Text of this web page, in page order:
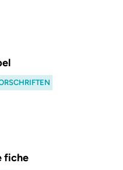
fiche